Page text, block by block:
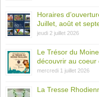
Horaires
Juillet, août et
jeudi 2 juillet 2026
Le Trésor du
découvrir au coeur
mercredi 1 juillet 2026
La Tresse